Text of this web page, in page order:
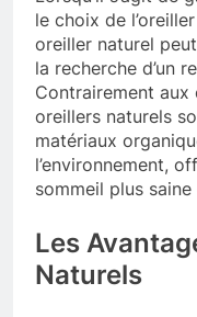
le choix de
oreiller naturel
la recherche d’un
Contrairement aux
oreillers naturels
matériaux
l’environnement,
sommeil plus
Les
Naturels